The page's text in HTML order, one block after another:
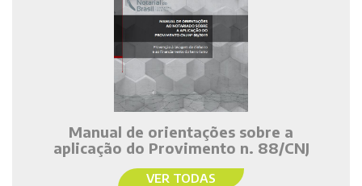
Manual de orientações sobre a
aplicação do Provimento n. 88/CNJ
VER TODAS